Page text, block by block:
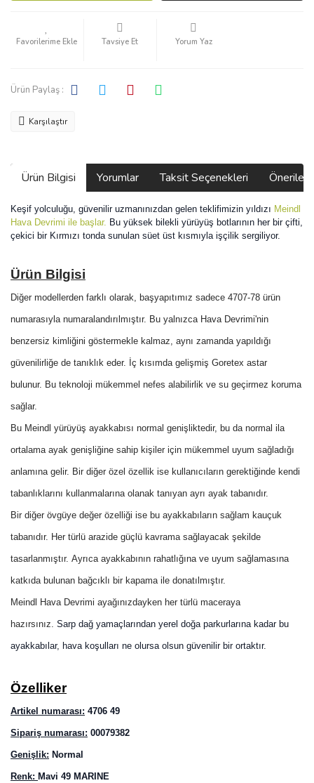
Tavsiye Et Yorum Yaz
Ürün Paylaş :
Karşılaştır
Ürün Bilgisi Yorumlar Taksit Seçenekleri
Keşif yolculuğu, güvenilir uzmanınızdan gelen teklifimizin yıldızı Meindl
Hava Devrimi ile başlar. Bu yüksek bilekli yürüyüş botlarının her bir çifti,
çekici bir Kırmızı tonda sunulan süet üst kısmıyla işçilik sergiliyor.
Ürün Bilgisi
Diğer modellerden farklı olarak, başyapıtımız sadece 4707-78 ürün
numarasıyla numaralandırılmıştır. Bu yalnızca Hava Devrimi'nin
benzersiz kimliğini göstermekle kalmaz, aynı zamanda yapıldığı
güvenilirliğe de tanıklık eder. İç kısımda gelişmiş Goretex astar
bulunur. Bu teknoloji mükemmel nefes alabilirlik ve su geçirmez koruma
sağlar.
Bu Meindl yürüyüş ayakkabısı normal genişliktedir, bu da normal ila
ortalama ayak genişliğine sahip kişiler için mükemmel uyum sağladığı
anlamına gelir. Bir diğer özel özellik ise kullanıcıların gerektiğinde kendi
tabanlıklarını kullanmalarına olanak tanıyan ayrı ayak tabanıdır.
Bir diğer övgüye değer özelliği ise bu ayakkabıların sağlam kauçuk
tabanıdır. Her türlü arazide güçlü kavrama sağlayacak şekilde
tasarlanmıştır. Ayrıca ayakkabının rahatlığına ve uyum sağlamasına
katkıda bulunan bağcıklı bir kapama ile donatılmıştır.
Meindl Hava Devrimi ayağınızdayken her türlü maceraya
hazırsınız. Sarp dağ yamaçlarından yerel doğa parkurlarına kadar bu
ayakkabılar, hava koşulları ne olursa olsun güvenilir bir ortaktır.
Özelliker
Artikel numarası: 4706 49
Sipariş numarası: 00079382
Genişlik: Normal
Renk: Mavi 49 MARINE